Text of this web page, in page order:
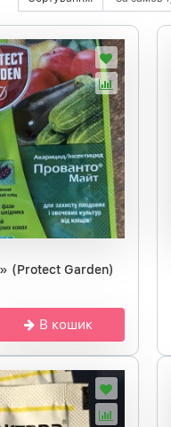
(Protect Garden)
В кошик